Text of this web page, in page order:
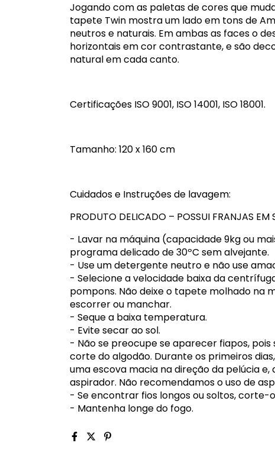
Jogando com as paletas de cores que
tapete Twin mostra um lado em tons de
neutros e naturais. Em ambas as faces o
horizontais em cor contrastante, e são
natural em cada canto.
Certificações ISO 9001, ISO 14001, ISO 18001.
Tamanho: 120 x 160 cm
Cuidados e Instruções de lavagem:
PRODUTO DELICADO – POSSUI FRANJAS EM
- Lavar na máquina (capacidade 9kg ou
programa delicado de 30ºC sem alvejante.
- Use um detergente neutro e não use
- Selecione a velocidade baixa da
pompons. Não deixe o tapete molhado na
escorrer ou manchar.
- Seque a baixa temperatura.
- Evite secar ao sol.
- Não se preocupe se aparecer fiapos,
corte do algodão. Durante os primeiros
uma escova macia na direção da pelúcia e,
aspirador. Não recomendamos o uso de
- Se encontrar fios longos ou soltos, corte-
- Mantenha longe do fogo.